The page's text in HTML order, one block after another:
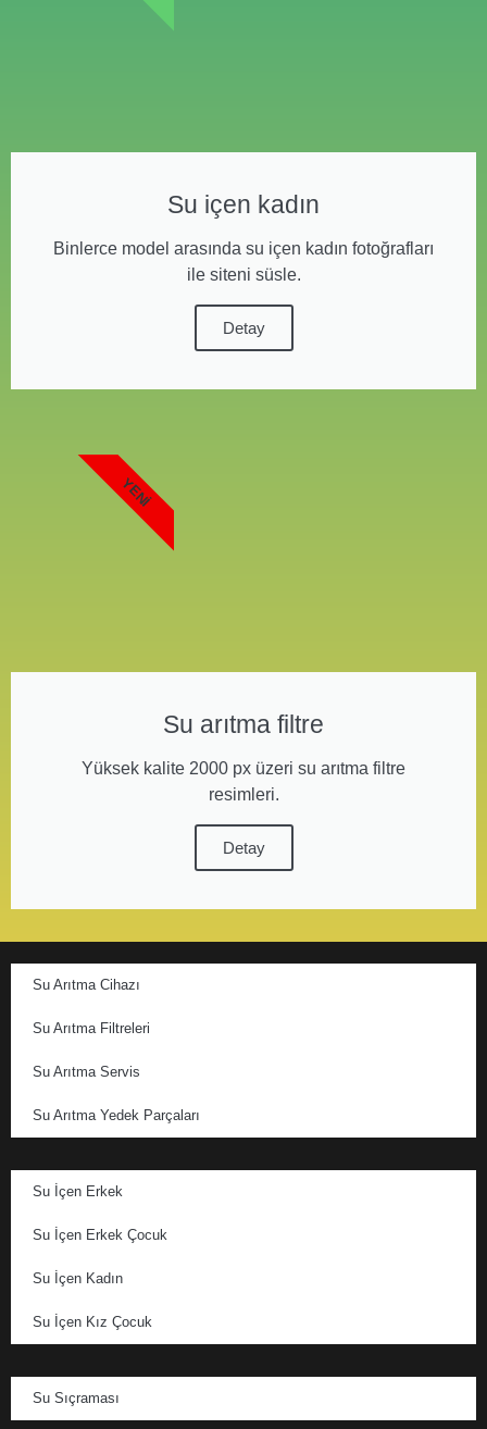
Su içen kadın
Binlerce model arasında su içen kadın fotoğrafları
ile siteni süsle.
Detay
Su arıtma filtre
Yüksek kalite 2000 px üzeri su arıtma filtre
resimleri.
Detay
YENI
Su Arıtma Cihazı
Su Arıtma Filtreleri
Su Arıtma Servis
Su Arıtma Yedek Parçaları
Su İçen Erkek
Su İçen Erkek Çocuk
Su İçen Kadın
Su İçen Kız Çocuk
Su Sıçraması